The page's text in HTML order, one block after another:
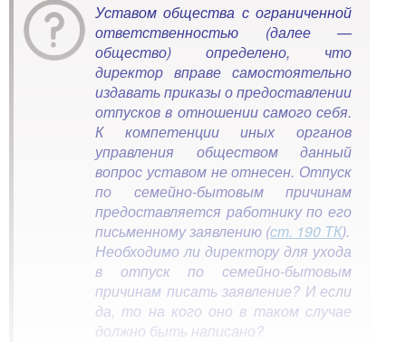
Уставом общества с ограниченной
ответственностью (далее —
общество) определено, что
директор вправе самостоятельно
издавать приказы о предоставлении
отпусков в отношении самого себя.
К компетенции иных органов
управления обществом данный
вопрос уставом не отнесен. Отпуск
по семейно-бытовым причинам
предоставляется работнику по его
письменному заявлению (ст. 190 ТК).
Необходимо ли директору для ухода
в отпуск по семейно-бытовым
причинам писать заявление? И если
да, то на кого оно в таком случае
должно быть написано?